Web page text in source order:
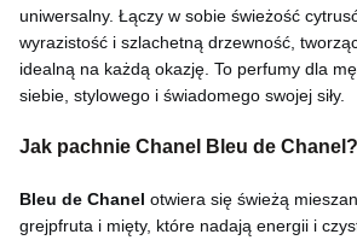
uniwersalny. Łączy w sobie świeżość
wyrazistość i szlachetną drzewność,
idealną na każdą okazję. To perfumy dla
siebie, stylowego i świadomego swojej siły.
Jak pachnie Chanel Bleu de Chanel?
Bleu de Chanel otwiera się świeżą
grejpfruta i mięty, które nadają energii i